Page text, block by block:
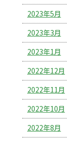
2023年5月
2023年3月
2023年1月
2022年12月
2022年11月
2022年10月
2022年8月